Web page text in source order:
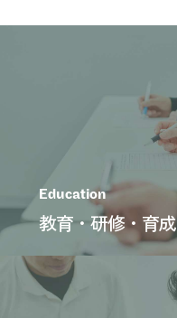
送
Education
教育・研修・育成